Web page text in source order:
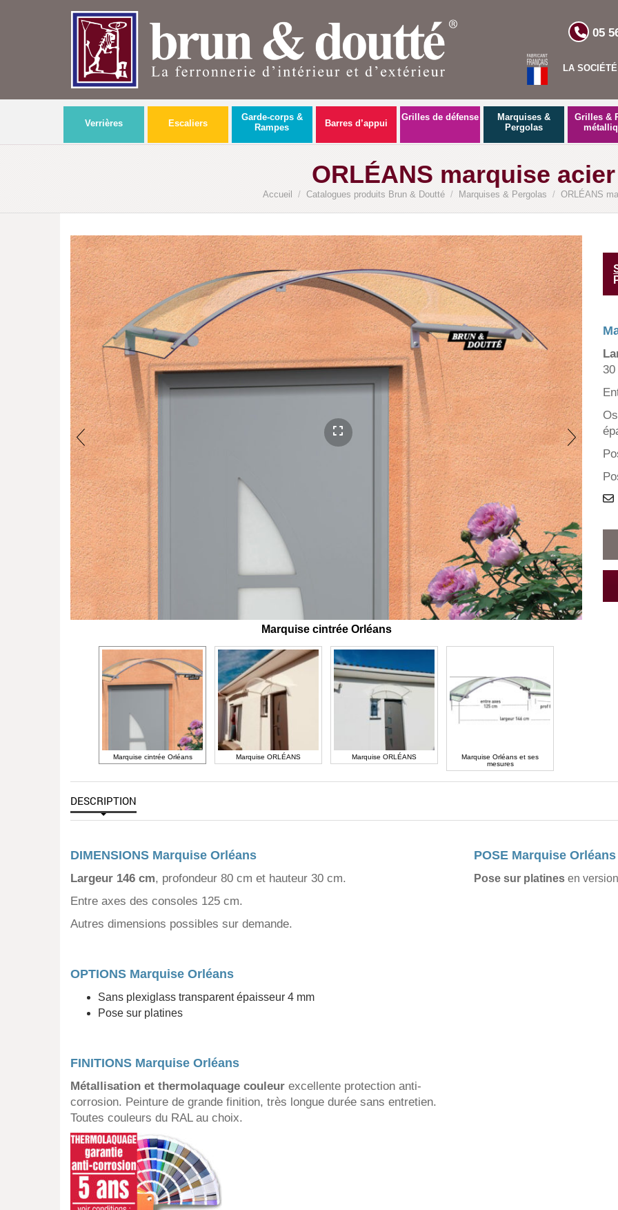
05
LA SOCIÉTÉ
Verrières Escaliers
Garde-corps &
Rampes
Barres d’appui
Grilles de défense
Marquises &
Pergolas
Grilles &
ORLÉANS marquise acier
Accueil / Catalogues produits Brun & Doutté / Marquises & Pergolas / ORLÉANS
Marquise cintrée Orléans
Marquise cintrée Orléans Marquise ORLÉANS Marquise ORLÉANS
Marquise Orléans et ses
mesures
DESCRIPTION
DIMENSIONS Marquise Orléans
Largeur 146 cm, profondeur 80 cm et hauteur 30 cm.
Entre axes des consoles 125 cm.
Autres dimensions possibles sur demande.
OPTIONS Marquise Orléans
Sans plexiglass transparent épaisseur 4 mm
Pose sur platines
FINITIONS Marquise Orléans
Métallisation et thermolaquage couleur excellente protection anti-
corrosion. Peinture de grande finition, très longue durée sans entretien.
Toutes couleurs du RAL au choix.
POSE Marquise Orléans
Pose sur platines en